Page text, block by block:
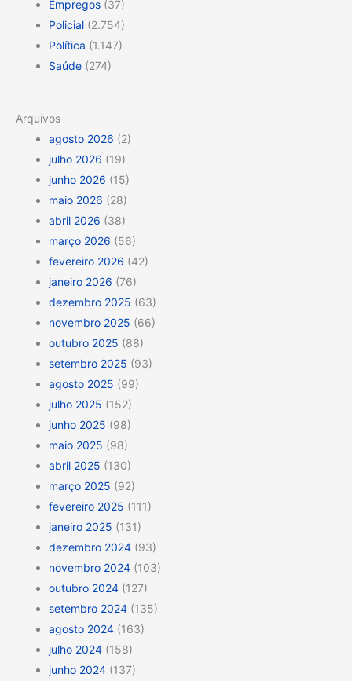
Empregos (37)
Policial (2.754)
Política (1.147)
Saúde (274)
Arquivos
agosto 2026 (2)
julho 2026 (19)
junho 2026 (15)
maio 2026 (28)
abril 2026 (38)
março 2026 (56)
fevereiro 2026 (42)
janeiro 2026 (76)
dezembro 2025 (63)
novembro 2025 (66)
outubro 2025 (88)
setembro 2025 (93)
agosto 2025 (99)
julho 2025 (152)
junho 2025 (98)
maio 2025 (98)
abril 2025 (130)
março 2025 (92)
fevereiro 2025 (111)
janeiro 2025 (131)
dezembro 2024 (93)
novembro 2024 (103)
outubro 2024 (127)
setembro 2024 (135)
agosto 2024 (163)
julho 2024 (158)
junho 2024 (137)